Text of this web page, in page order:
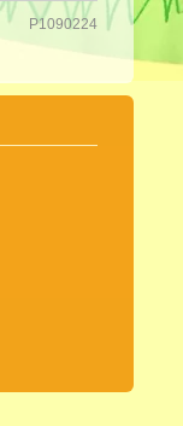
P1090224